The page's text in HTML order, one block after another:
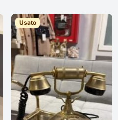
Usato